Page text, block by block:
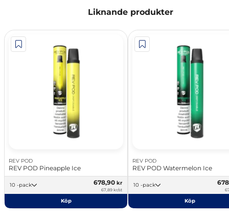
Liknande produkter
REV POD
REV POD Pineapple Ice
10 -pack 678,90 kr
67,89 kr/st
Köp
REV POD
REV POD Watermelon Ice
10 -pack
Köp